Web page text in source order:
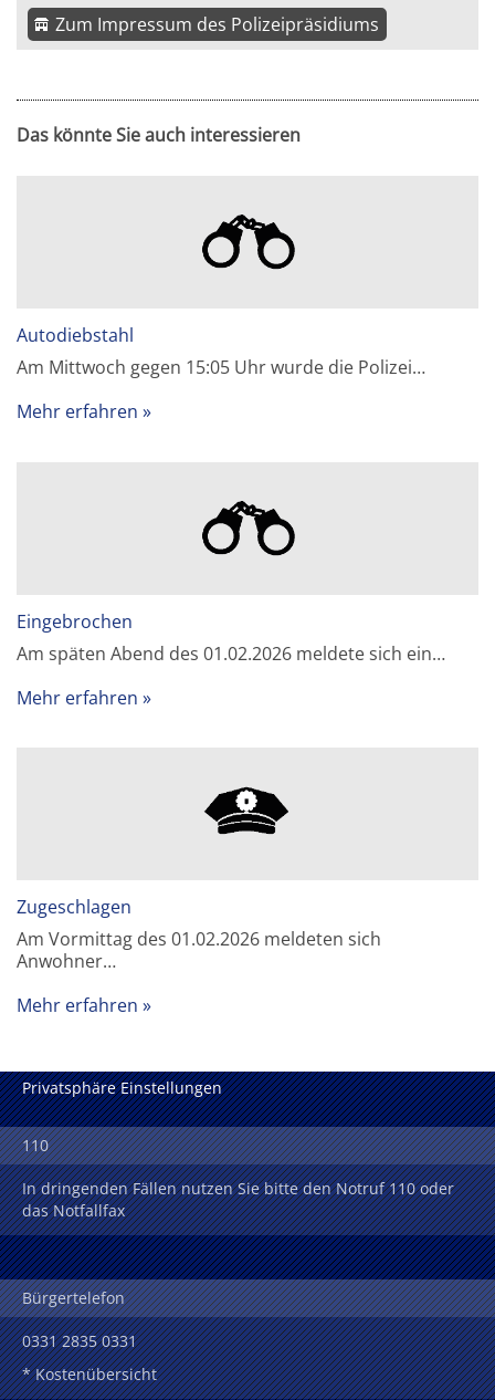
Zum Impressum des Polizeipräsidiums
Das könnte Sie auch interessieren
Autodiebstahl
Am Mittwoch gegen 15:05 Uhr wurde die Polizei…
Mehr erfahren
Eingebrochen
Am späten Abend des 01.02.2026 meldete sich ein…
Mehr erfahren
Zugeschlagen
Am Vormittag des 01.02.2026 meldeten sich
Anwohner…
Mehr erfahren
Privatsphäre Einstellungen
110
In dringenden Fällen nutzen Sie bitte den Notruf 110 oder
das Notfallfax
Bürgertelefon
0331 2835 0331
* Kostenübersicht